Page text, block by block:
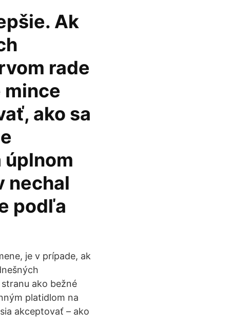
Ak
rade
ako sa
úplnom
nechal
podľa
je v prípade, ak
ako bežné
platidlom na
akceptovať – ako